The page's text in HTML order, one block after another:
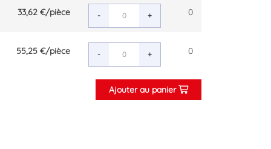
33,62 €/pièce - + 0
55,25 €/pièce - + 0
Ajouter au panier